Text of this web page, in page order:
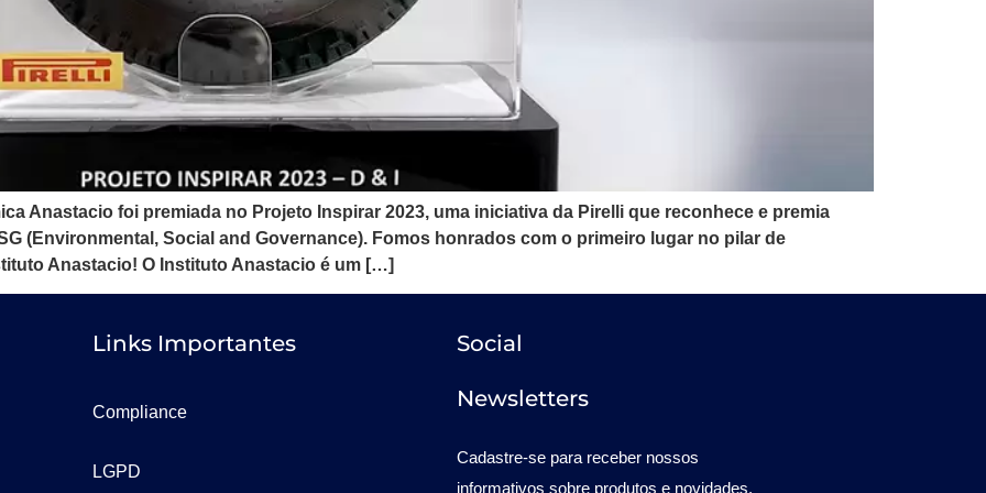
Anastacio foi premiada no Projeto Inspirar 2023, uma iniciativa da Pirelli que reconhece e premia
(Environmental, Social and Governance). Fomos honrados com o primeiro lugar no pilar de
Anastacio! O Instituto Anastacio é um […]
Links Importantes
Compliance
LGPD
Social
Newsletters
Cadastre-se para receber nossos
informativos sobre produtos e novidades.